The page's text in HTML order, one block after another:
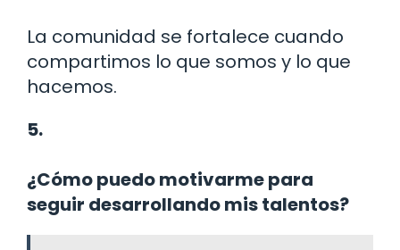
La comunidad se fortalece cuando
compartimos lo que somos y lo que
hacemos.
5.
¿Cómo puedo motivarme para
seguir desarrollando mis talentos?